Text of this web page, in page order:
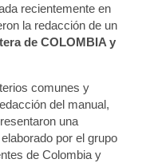
recientemente en
la redacción de un
de COLOMBIA y
comunes y
del manual,
una
por el grupo
de Colombia y